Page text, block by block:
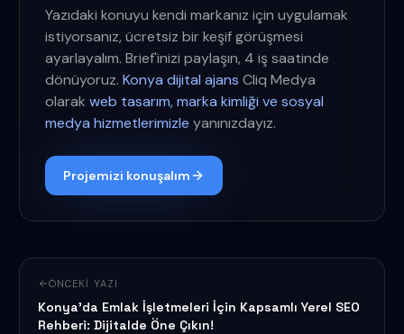
Yazıdaki konuyu kendi markanız için uygulamak
istiyorsanız, ücretsiz bir keşif görüşmesi
ayarlayalım. Brief'inizi paylaşın, 4 iş saatinde
dönüyoruz. Konya dijital ajans Cliq Medya
olarak web tasarım, marka kimliği ve sosyal
medya hizmetlerimizle yanınızdayız.
Projemizi konuşalım
ÖNCEKI YAZI
Konya'da Emlak İşletmeleri İçin Kapsamlı Yerel SEO
Rehberi: Dijitalde Öne Çıkın!